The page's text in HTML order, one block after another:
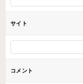
サイト
コメント